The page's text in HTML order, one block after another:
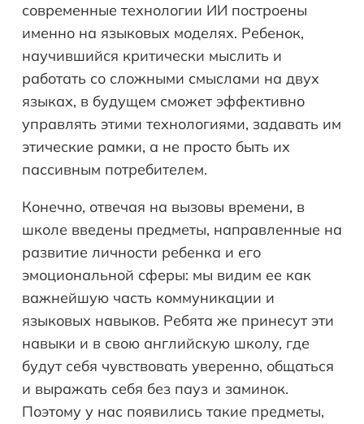
современные технологии ИИ построены
именно на языковых моделях. Ребенок,
научившийся критически мыслить и
работать со сложными смыслами на двух
языках, в будущем сможет эффективно
управлять этими технологиями, задавать им
этические рамки, а не просто быть их
пассивным потребителем.
Конечно, отвечая на вызовы времени, в
школе введены предметы, направленные на
развитие личности ребенка и его
эмоциональной сферы: мы видим ее как
важнейшую часть коммуникации и
языковых навыков. Ребята же принесут эти
навыки и в свою английскую школу, где
будут себя чувствовать уверенно, общаться
и выражать себя без пауз и заминок.
Поэтому у нас появились такие предметы,